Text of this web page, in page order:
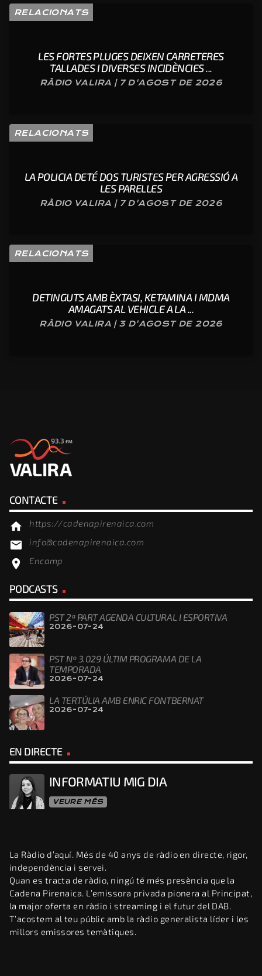
RELACIONATS
LES FORTES PLUGES DEIXEN CARRETERES
TALLADES I DIVERSES INCIDÈNCIES ...
RÀDIO VALIRA | 7 D'AGOST DE 2026
RELACIONATS
LA POLICIA DETÉ DOS TURISTES PER AGRESSIÓ A
LES PARELLES
RÀDIO VALIRA | 7 D'AGOST DE 2026
RELACIONATS
DETINGUTS AMB ÈXTASI, KETAMINA I MDMA
AMAGATS AL VEHICLE A LA ...
RÀDIO VALIRA | 3 D'AGOST DE 2026
CONTACTE
home https://cadenapirenaica.com
email info@cadenapirenaica.com
location_on Encamp
PODCASTS
PST 2ª PART AGENDA CULTURAL I ESPORTIVA
2026-07-24
PST Nº 3.029 ÚLTIM PROGRAMA DE LA
TEMPORADA
2026-07-24
LA TERTÚLIA AMB ENRIC FONTBERNAT
2026-07-24
EN DIRECTE
INFORMATIU MIG DIA
VEURE MÉS
La Ràdio d’aquí. Més de 40 anys de ràdio en directe, rigor,
independència i servei.
Quan es tracta de ràdio, ningú té més presència que la
Cadena Pirenaica. L’emissora privada pionera al Principat,
la major oferta en ràdio i streaming i el futur del DAB.
T’acostem al teu públic amb la ràdio generalista líder i les
millors emissores temàtiques.